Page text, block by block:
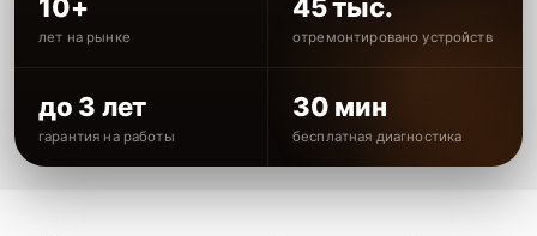
10+
лет на рынке
45 тыс.
отремонтировано устройств
до 3 лет
гарантия на работы
30 мин
бесплатная диагностика